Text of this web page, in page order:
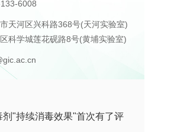
6008
天河区兴科路368号(天河实验室)
科学城莲花砚路8号(黄埔实验室)
剂"持续消毒效果"首次有了评